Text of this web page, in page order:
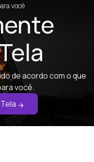
você
de acordo com o que
você.